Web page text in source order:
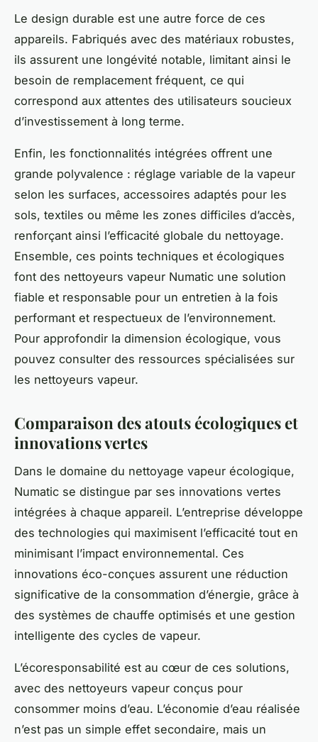
Le design durable est une autre force de ces
appareils. Fabriqués avec des matériaux robustes,
ils assurent une longévité notable, limitant ainsi le
besoin de remplacement fréquent, ce qui
correspond aux attentes des utilisateurs soucieux
d’investissement à long terme.
Enfin, les fonctionnalités intégrées offrent une
grande polyvalence : réglage variable de la vapeur
selon les surfaces, accessoires adaptés pour les
sols, textiles ou même les zones difficiles d’accès,
renforçant ainsi l’efficacité globale du nettoyage.
Ensemble, ces points techniques et écologiques
font des nettoyeurs vapeur Numatic une solution
fiable et responsable pour un entretien à la fois
performant et respectueux de l’environnement.
Pour approfondir la dimension écologique, vous
pouvez consulter des ressources spécialisées sur
les nettoyeurs vapeur.
Comparaison des atouts écologiques et
innovations vertes
Dans le domaine du nettoyage vapeur écologique,
Numatic se distingue par ses innovations vertes
intégrées à chaque appareil. L’entreprise développe
des technologies qui maximisent l’efficacité tout en
minimisant l’impact environnemental. Ces
innovations éco-conçues assurent une réduction
significative de la consommation d’énergie, grâce à
des systèmes de chauffe optimisés et une gestion
intelligente des cycles de vapeur.
L’écoresponsabilité est au cœur de ces solutions,
avec des nettoyeurs vapeur conçus pour
consommer moins d’eau. L’économie d’eau réalisée
n’est pas un simple effet secondaire, mais un